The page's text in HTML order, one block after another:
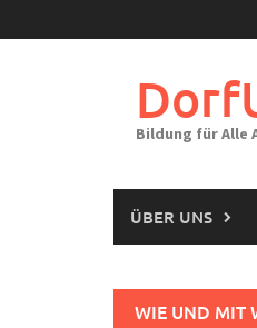
to
Bildung für Alle
ÜBER UNS
WIE UND MIT